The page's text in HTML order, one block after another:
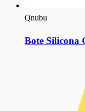
Qnubu
Bote Silicona